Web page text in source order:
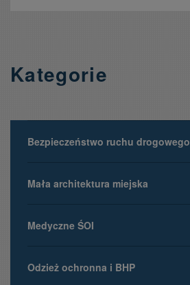
Kategorie
Bezpieczeństwo ruchu drogowego
Mała architektura miejska
Medyczne ŚOI
Odzież ochronna i BHP